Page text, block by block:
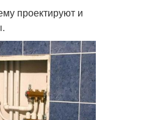
проектируют и